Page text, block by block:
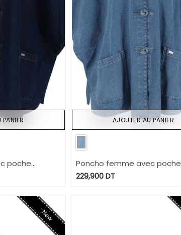
poche
Poncho femme avec poche
plaquée - ZINA 2.0
229,900DT
AJOUTER AU PANIER
New